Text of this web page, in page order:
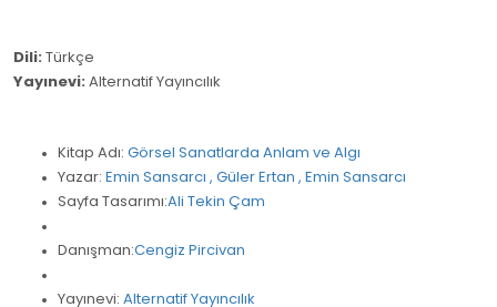
Dili: Türkçe
Yayınevi: Alternatif Yayıncılık
Kitap Adı: Görsel Sanatlarda Anlam ve Algı
Yazar: Emin Sansarcı , Güler Ertan , Emin Sansarcı
Sayfa Tasarımı:Ali Tekin Çam
Danışman:Cengiz Pircivan
Yayınevi: Alternatif Yayıncılık